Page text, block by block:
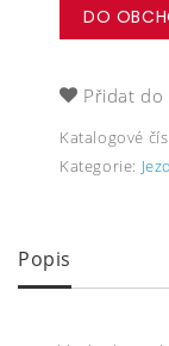
DO
Přidat do
Katalogové
Kategorie:
Popis